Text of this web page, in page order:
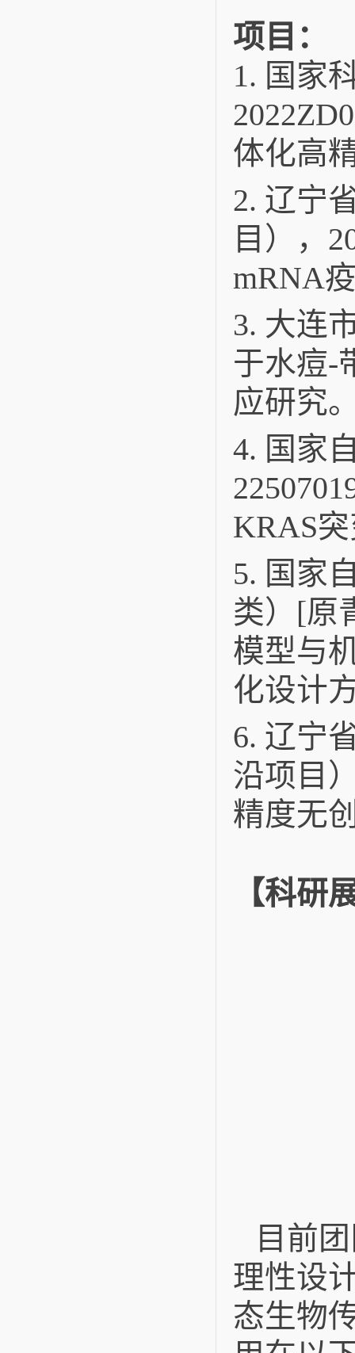
项目：
1. 国家
体化高
2. 辽宁
目），
mRNA
3. 大连
于水痘-
应研究
4. 国家
KRAS
5. 国家
类）[原
模型与
化设计
6. 辽宁
沿项目
精度无
【科研
目前
理性设
态生物